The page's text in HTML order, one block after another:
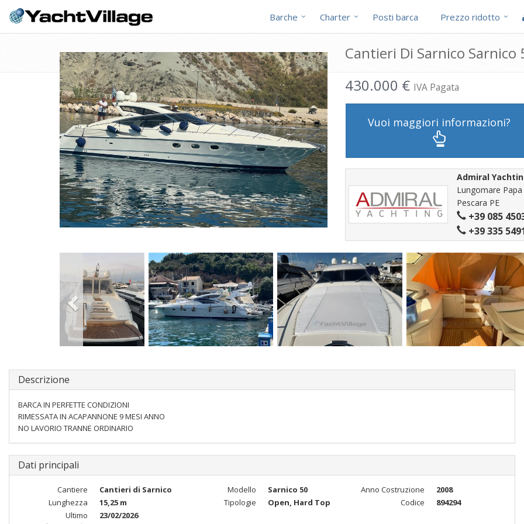
Barche Charter Posti barca Prezzo ridotto
Cantieri Di Sarnico Sarnico
430.000 € IVA Pagata
Vuoi maggiori informazioni?
Admiral
Lungomare
Pescara PE
+39 085
+39 335
Descrizione
BARCA IN PERFETTE CONDIZIONI
RIMESSATA IN ACAPANNONE 9 MESI ANNO
NO LAVORIO TRANNE ORDINARIO
Dati principali
Cantiere Cantieri di Sarnico Modello Sarnico 50 Anno Costruzione
2008
Lunghezza
15,25 m Tipologie Open, Hard Top Codice
894294
Ultimo
23/02/2026